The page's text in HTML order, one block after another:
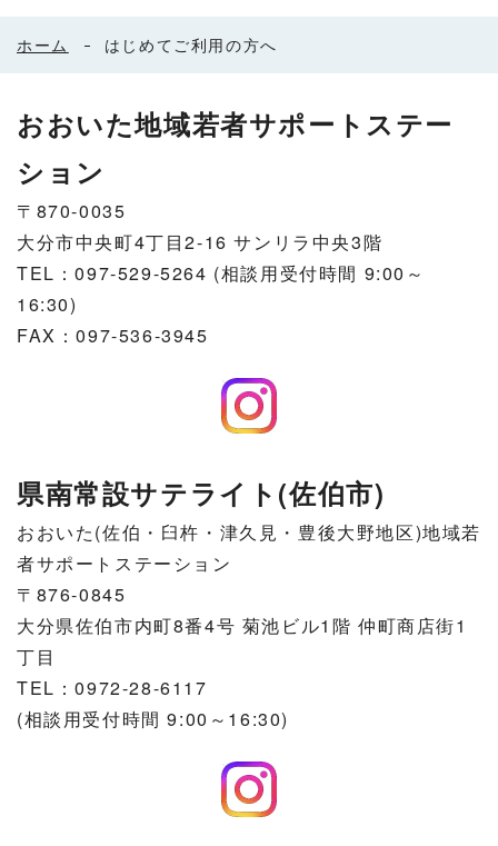
ホーム はじめてご利用の方へ
おおいた地域若者サポートステー
ション
〒870-0035
大分市中央町4丁目2-16 サンリラ中央3階
TEL：097-529-5264 (相談用受付時間 9:00～
16:30)
FAX：097-536-3945
県南常設サテライト(佐伯市)
おおいた(佐伯・臼杵・津久見・豊後大野地区)地域若
者サポートステーション
〒876-0845
大分県佐伯市内町8番4号 菊池ビル1階 仲町商店街1
丁目
TEL：0972-28-6117
(相談用受付時間 9:00～16:30)